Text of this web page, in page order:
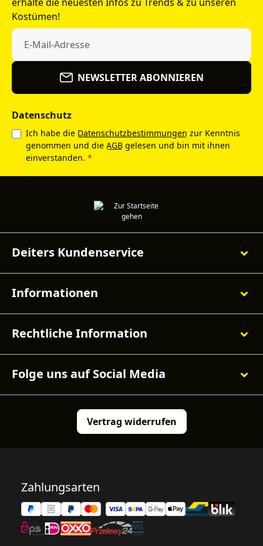
Kostümen!
NEWSLETTER ABONNIEREN
Datenschutz
Ich habe die Datenschutzbestimmungen zur Kenntnis
genommen und die AGB gelesen und bin mit ihnen
einverstanden. *
Deiters Kundenservice
Informationen
Rechtliche Information
Folge uns auf Social Media
Vertrag widerrufen
Zahlungsarten